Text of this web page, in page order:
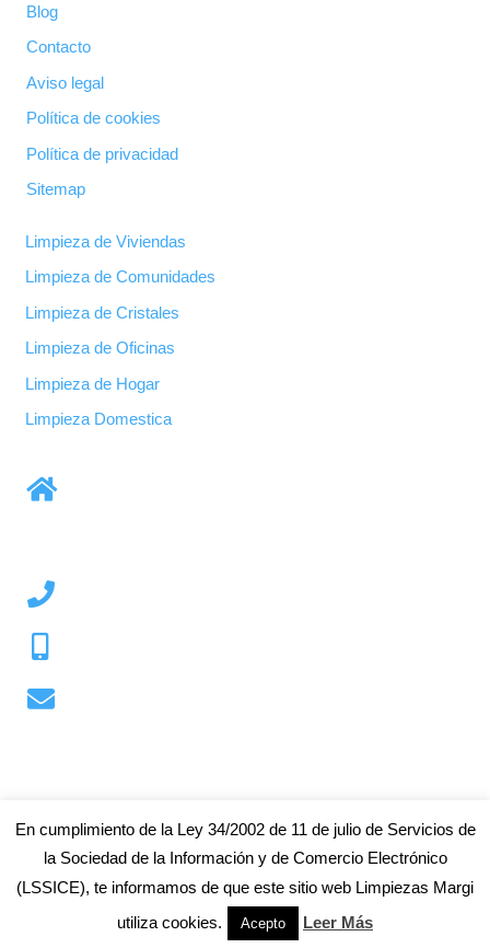
Blog
Contacto
Aviso legal
Política de cookies
Política de privacidad
Sitemap
Limpieza de Viviendas
Limpieza de Comunidades
Limpieza de Cristales
Limpieza de Oficinas
Limpieza de Hogar
Limpieza Domestica
2018 – 2020 Limpiezas Margi | Web desarrollada por AledaSoft
En cumplimiento de la Ley 34/2002 de 11 de julio de Servicios de
la Sociedad de la Información y de Comercio Electrónico
(LSSICE), te informamos de que este sitio web Limpiezas Margi
utiliza cookies.
Acepto Leer Más